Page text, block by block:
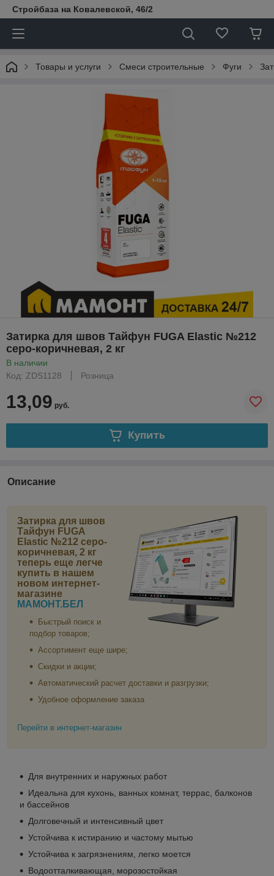
Стройбаза на Ковалевской, 46/2
Товары и услуги Смеси строительные Фуги
Затирка для швов Тайфун FUGA Elastic №212
серо-коричневая, 2 кг
В наличии
Код: ZDS1128
Розница
13,09 руб.
Купить
Описание
Затирка для швов
Тайфун FUGA
Elastic №212 серо-
коричневая, 2 кг
теперь еще легче
купить в нашем
новом интернет-
магазине
МАМОНТ.БЕЛ
Быстрый поиск и
подбор товаров;
Ассортимент еще шире;
Скидки и акции;
Автоматический расчет доставки и разгрузки;
Удобное оформление заказа
Перейти в интернет-магазин
Для внутренних и наружных работ
Идеальна для кухонь, ванных комнат, террас, балконов
и бассейнов
Долговечный и интенсивный цвет
Устойчива к истиранию и частому мытью
Устойчива к загрязнениям, легко моется
Водоотталкивающая, морозостойкая